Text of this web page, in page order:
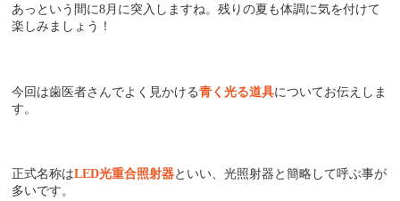
あっという間に8月に突入しますね。残りの夏も体調に気を付けて
楽しみましょう！
今回は歯医者さんでよく見かける青く光る道具についてお伝えしま
す。
正式名称はLED光重合照射器といい、光照射器と簡略して呼ぶ事が
多いです。